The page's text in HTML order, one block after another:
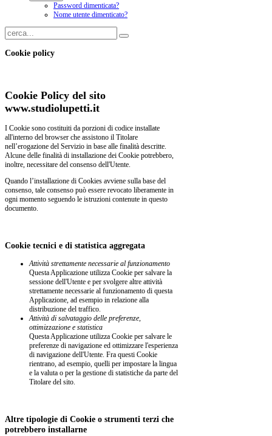
Password dimenticata?
Nome utente dimenticato?
Cookie policy
Cookie Policy del sito
www.studiolupetti.it
I Cookie sono costituiti da porzioni di codice installate
all'interno del browser che assistono il Titolare
nell’erogazione del Servizio in base alle finalità descritte.
Alcune delle finalità di installazione dei Cookie potrebbero,
inoltre, necessitare del consenso dell'Utente.
Quando l’installazione di Cookies avviene sulla base del
consenso, tale consenso può essere revocato liberamente in
ogni momento seguendo le istruzioni contenute in questo
documento.
Cookie tecnici e di statistica aggregata
Attività strettamente necessarie al funzionamento
Questa Applicazione utilizza Cookie per salvare la
sessione dell'Utente e per svolgere altre attività
strettamente necessarie al funzionamento di questa
Applicazione, ad esempio in relazione alla
distribuzione del traffico.
Attività di salvataggio delle preferenze,
ottimizzazione e statistica
Questa Applicazione utilizza Cookie per salvare le
preferenze di navigazione ed ottimizzare l'esperienza
di navigazione dell'Utente. Fra questi Cookie
rientrano, ad esempio, quelli per impostare la lingua
e la valuta o per la gestione di statistiche da parte del
Titolare del sito.
Altre tipologie di Cookie o strumenti terzi che
potrebbero installarne